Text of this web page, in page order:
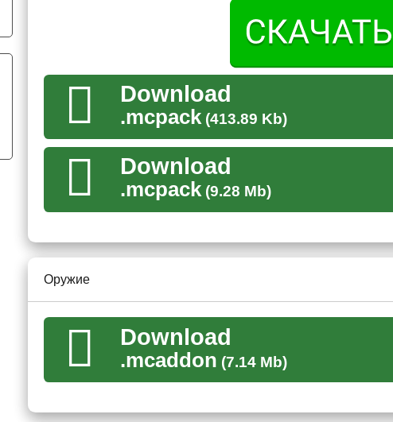
А если игрок Minecraft PE больше любит террористов, то
Оружие
В данном моде на Modern Warfare игроков ждёт огромное
качественно сделана перезарядка, которая позволит
Майнкрафт ПЕ не смоготличить его от реального
.
верстак и пользователю достаточно расположить поверх
Стратегия
Во время битвы игроки Minecraft PE должны следить за
Modern Warfare, ведь в современных битвах даже давний
Download
.mcpack(413.89 Kb)
Download
.mcpack(9.28 Mb)
Оружие
Download
.mcaddon (7.14 Mb)